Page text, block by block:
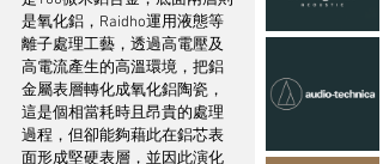
是氧化鋁，Raidho運用液態等
離子處理工藝，透過高電壓及
高電流產生的高溫環境，把鋁
金屬表層轉化成氧化鋁陶瓷，
這是個相當耗時且昂貴的處理
過程，但卻能夠藉此在鋁芯表
面形成堅硬表層，並因此演化